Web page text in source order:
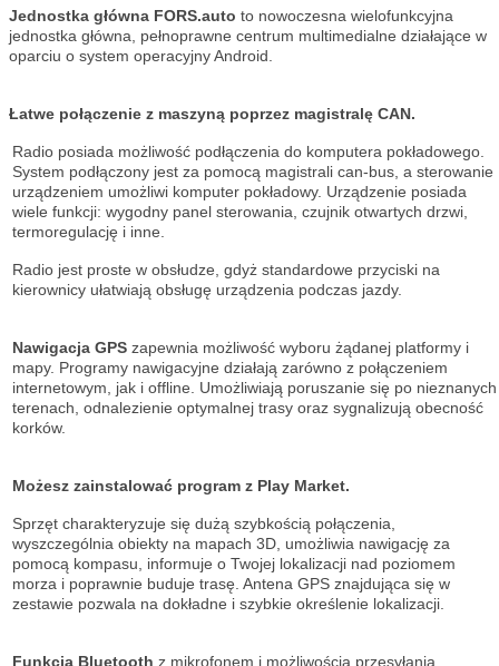
Jednostka główna FORS.auto to nowoczesna wielofunkcyjna
jednostka główna, pełnoprawne centrum multimedialne działające w
oparciu o system operacyjny Android.
Łatwe połączenie z maszyną poprzez magistralę CAN.
Radio posiada możliwość podłączenia do komputera pokładowego.
System podłączony jest za pomocą magistrali can-bus, a sterowanie
urządzeniem umożliwi komputer pokładowy. Urządzenie posiada
wiele funkcji: wygodny panel sterowania, czujnik otwartych drzwi,
termoregulację i inne.
Radio jest proste w obsłudze, gdyż standardowe przyciski na
kierownicy ułatwiają obsługę urządzenia podczas jazdy.
Nawigacja GPS zapewnia możliwość wyboru żądanej platformy i
mapy. Programy nawigacyjne działają zarówno z połączeniem
internetowym, jak i offline. Umożliwiają poruszanie się po nieznanych
terenach, odnalezienie optymalnej trasy oraz sygnalizują obecność
korków.
Możesz zainstalować program z Play Market.
Sprzęt charakteryzuje się dużą szybkością połączenia,
wyszczególnia obiekty na mapach 3D, umożliwia nawigację za
pomocą kompasu, informuje o Twojej lokalizacji nad poziomem
morza i poprawnie buduje trasę. Antena GPS znajdująca się w
zestawie pozwala na dokładne i szybkie określenie lokalizacji.
Funkcja Bluetooth z mikrofonem i możliwością przesyłania